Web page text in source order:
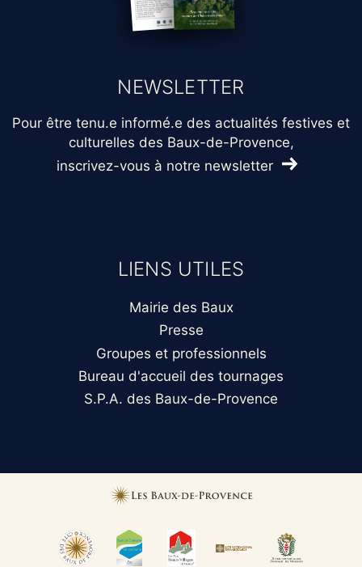
NEWSLETTER
Pour être tenu.e informé.e des actualités festives et
culturelles des Baux-de-Provence,
inscrivez-vous à notre newsletter
LIENS UTILES
Mairie des Baux
Presse
Groupes et professionnels
Bureau d'accueil des tournages
S.P.A. des Baux-de-Provence